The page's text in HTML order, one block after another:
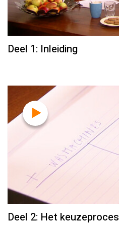
Deel 1: Inleiding
Deel 2: Het keuzeproces